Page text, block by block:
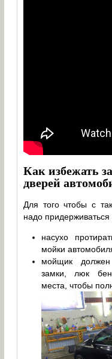
Как избежать
дверей
Для того чтобы с
надо
насухо
мойки
мойщик
замки, люк
места, чтобы